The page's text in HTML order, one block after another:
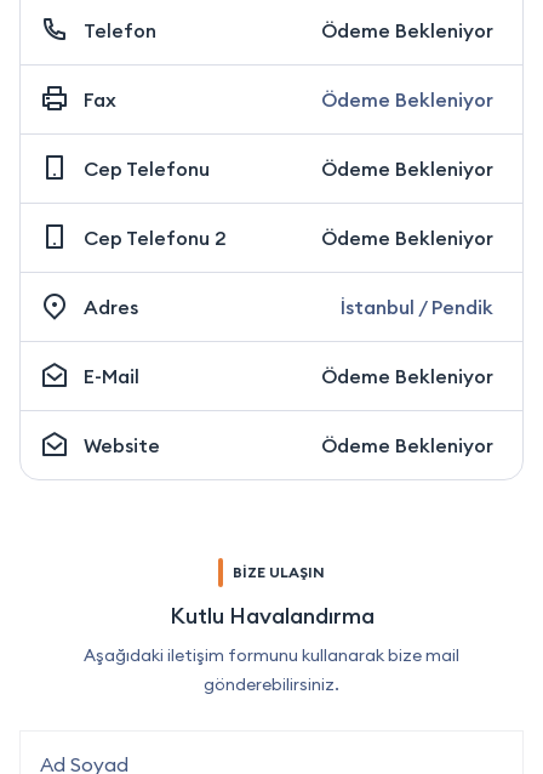
Telefon Ödeme Bekleniyor
Fax Ödeme Bekleniyor
Cep Telefonu Ödeme Bekleniyor
Cep Telefonu 2 Ödeme Bekleniyor
Adres İstanbul / Pendik
E-Mail Ödeme Bekleniyor
Website Ödeme Bekleniyor
BİZE ULAŞIN
Kutlu Havalandırma
Aşağıdaki iletişim formunu kullanarak bize mail
gönderebilirsiniz.